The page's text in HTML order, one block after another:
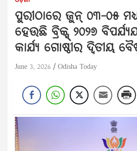
ପୁରୀଠାରେ ଜୁନ୍ ୦୩–୦୫
ହେଉଛି ବ୍ରିକ୍ସ୍ ୨୦୨୬
କାର୍ଯ୍ୟ ଗୋଷ୍ଠୀର ଦ୍ୱିତୀୟ
June 3, 2026 Odisha Today